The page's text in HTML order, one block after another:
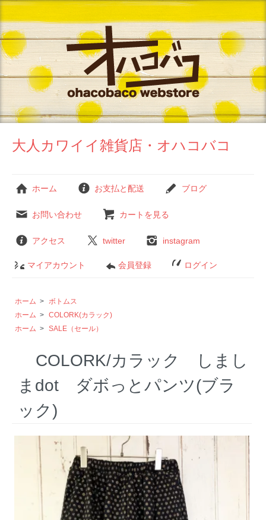
大人カワイイ雑貨店・オハコバコ
ホーム お支払と配送 ブログ
お問い合わせ カートを見る
アクセス twitter instagram
マイアカウント 会員登録 ログイン
ホーム > ボトムス
ホーム > COLORK(カラック)
ホーム > SALE（セール）
COLORK/カラック しまし
まdot ダボっとパンツ(ブラ
ック)